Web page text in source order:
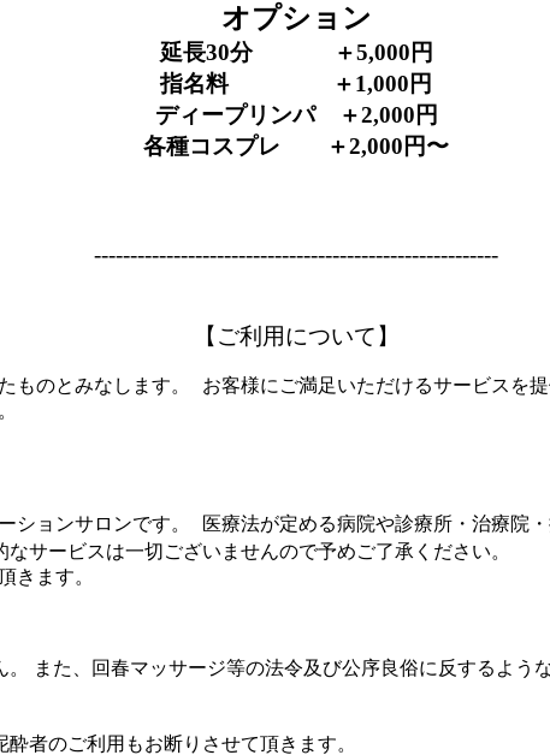
オプション
延長30分 ＋5,000円
指名料 ＋1,000円
ディープリンパ ＋2,000円
各種コスプレ ＋2,000円〜
--------------------------------------------------------
【ご利用について】
ものとみなします。 お客様にご満足いただけるサービスを
ションサロンです。 医療法が定める病院や診療所・治療院
サービスは一切ございませんので予めご了承ください。
きます。
また、回春マッサージ等の法令及び公序良俗に反するよう
者のご利用もお断りさせて頂きます。